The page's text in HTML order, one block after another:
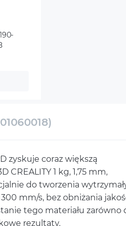
zyskuje coraz większą
1 kg, 1,75 mm,
do tworzenia
mm/s, bez obniżania
tego materiału zarówno
rezultaty.